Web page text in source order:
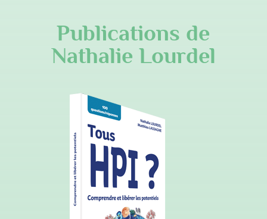
Publications de
Nathalie Lourdel